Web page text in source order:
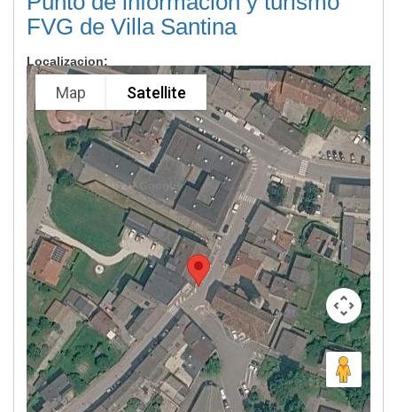
FVG de Villa Santina
Localizacion:
Map Satellite